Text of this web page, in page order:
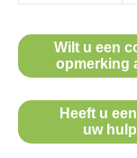
Wilt u een
opmerking
Heeft u
uw